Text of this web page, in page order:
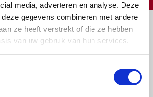
media, adverteren en analyse. Deze
gegevens combineren met andere
ze heeft verstrekt of die ze hebben
van uw gebruik van hun services.